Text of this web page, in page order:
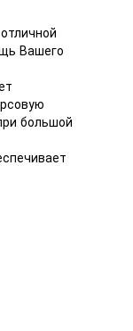
Вашего
большой